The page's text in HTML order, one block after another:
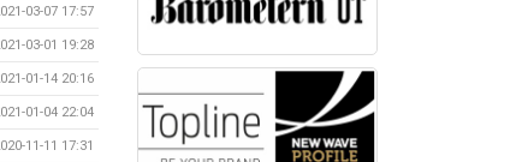
03-07 17:57
03-01 19:28
01-14 20:16
01-04 22:04
11-11 17:31